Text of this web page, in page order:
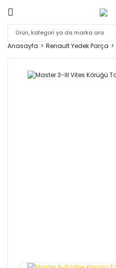
Anasayfa Renault Yedek Parça